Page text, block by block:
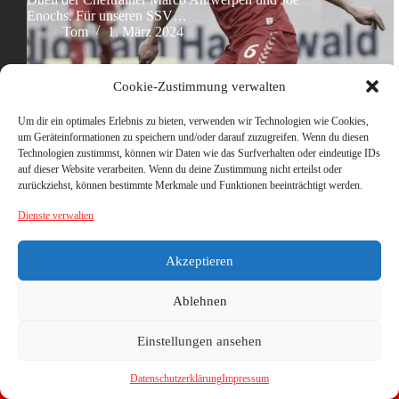
Cookie-Zustimmung verwalten
Um dir ein optimales Erlebnis zu bieten, verwenden wir Technologien wie Cookies,
um Geräteinformationen zu speichern und/oder darauf zuzugreifen. Wenn du diesen
Technologien zustimmst, können wir Daten wie das Surfverhalten oder eindeutige IDs
auf dieser Website verarbeiten. Wenn du deine Zustimmung nicht erteilst oder
zurückziehst, können bestimmte Merkmale und Funktionen beeinträchtigt werden.
Dienste verwalten
Akzeptieren
Ablehnen
Einstellungen ansehen
DatenschutzerklärungImpressum
Enochs. Für unseren SSV…
Tom
1. März 2024